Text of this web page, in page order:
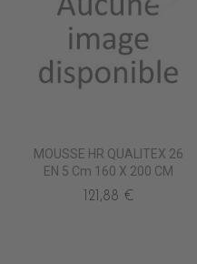
MOUSSE HR QUALITEX 26
EN 5 Cm 160 X 200 CM
121,88 €